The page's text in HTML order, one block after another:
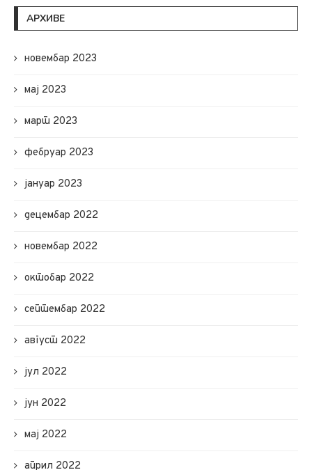
АРХИВЕ
новембар 2023
мај 2023
март 2023
фебруар 2023
јануар 2023
децембар 2022
новембар 2022
октобар 2022
септембар 2022
август 2022
јул 2022
јун 2022
мај 2022
април 2022